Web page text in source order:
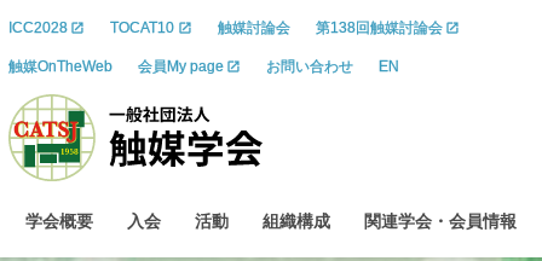
ICC2028 TOCAT10 触媒討論会 第138回触媒討論会
触媒OnTheWeb 会員My page お問い合わせ EN
学会概要 入会 活動 組織構成 関連学会 ・ 会員情報